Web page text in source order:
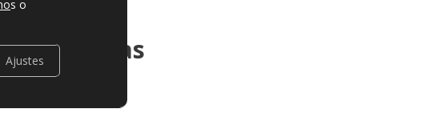
a las
s o
Ajustes Cerrar el banner de cookies RGPD